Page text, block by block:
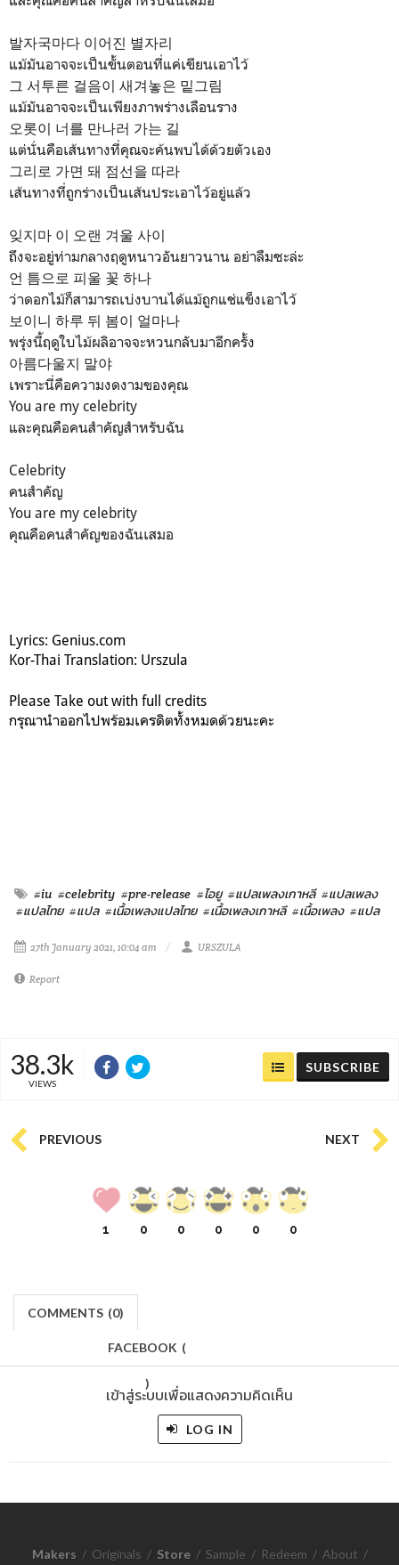
발자국마다 이어진 별자리
แม้มันอาจจะเป็นขั้นตอนที่แค่เขียนเอาไว้
그 서투른 걸음이 새겨놓은 밑그림
แม้มันอาจจะเป็นเพียงภาพร่างเลือนราง
오롯이 너를 만나러 가는 길
แต่นั่นคือเส้นทางที่คุณจะค้นพบได้ด้วยตัวเอง
그리로 가면 돼 점선을 따라
เส้นทางที่ถูกร่างเป็นเส้นประเอาไว้อยู่แล้ว
잊지마 이 오랜 겨울 사이
ถึงจะอยู่ท่ามกลางฤดูหนาวอันยาวนาน อย่าลืมซะล่ะ
언 틈으로 피울 꽃 하나
ว่าดอกไม้ก็สามารถเบ่งบานได้แม้ถูกแช่แข็งเอาไว้
보이니 하루 뒤 봄이 얼마나
พรุ่งนี้ฤดูใบไม้ผลิอาจจะหวนกลับมาอีกครั้ง
아름다울지 말야
เพราะนี่คือความงดงามของคุณ
You are my celebrity
และคุณคือคนสำคัญสำหรับฉัน
Celebrity
คนสำคัญ
You are my celebrity
คุณคือคนสำคัญของฉันเสมอ
Lyrics: Genius.com
Kor-Thai Translation: Urszula
Please Take out with full credits
กรุณานำออกไปพร้อมเครดิตทั้งหมดด้วยนะคะ
#iu #celebrity #pre-release #ไอยู #แปลเพลงเกาหลี #แปลเพลง
#แปลไทย #แปล #เนื้อเพลงแปลไทย #เนื้อเพลงเกาหลี #เนื้อเพลง #แปล
27th January 2021, 10:04 am URSZULA
Report
38.3k
VIEWS
SUBSCRIBE
PREVIOUS NEXT
1 0 0 0 0 0
COMMENTS (0)
FACEBOOK (
)
เข้าสู่ระบบเพื่อแสดงความคิดเห็น
LOG IN
Makers / Originals / Store / Sample / Redeem / About /